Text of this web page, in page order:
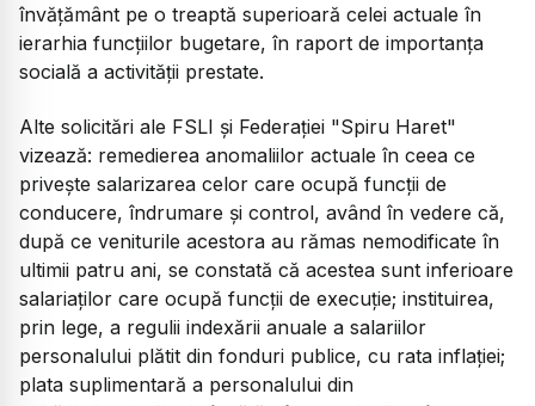
învăţământ pe o treaptă superioară celei actuale în
ierarhia funcţiilor bugetare, în raport de importanţa
socială a activităţii prestate.
Alte solicitări ale FSLI şi Federaţiei "Spiru Haret"
vizează: remedierea anomaliilor actuale în ceea ce
priveşte salarizarea celor care ocupă funcţii de
conducere, îndrumare şi control, având în vedere că,
după ce veniturile acestora au rămas nemodificate în
ultimii patru ani, se constată că acestea sunt inferioare
salariaţilor care ocupă funcţii de execuţie; instituirea,
prin lege, a regulii indexării anuale a salariilor
personalului plătit din fonduri publice, cu rata inflaţiei;
plata suplimentară a personalului din